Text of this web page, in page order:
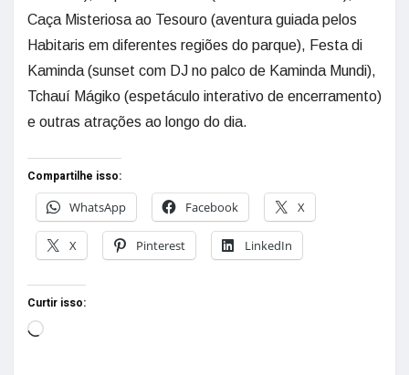
Caça Misteriosa ao Tesouro (aventura guiada pelos
Habitaris em diferentes regiões do parque), Festa di
Kaminda (sunset com DJ no palco de Kaminda Mundi),
Tchauí Mágiko (espetáculo interativo de encerramento)
e outras atrações ao longo do dia.
Compartilhe isso:
WhatsApp
Facebook X
X Pinterest LinkedIn
Curtir isso: